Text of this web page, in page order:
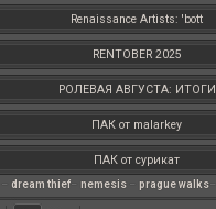
Renaissance Artists: 'bott
RENTOBER 2025
РОЛЕВАЯ АВГУСТА: ИТОГИ
ПАК от malarkey
ПАК от сурикат
РЕНМАЙ
– dream thief– nemesis – prague walks–